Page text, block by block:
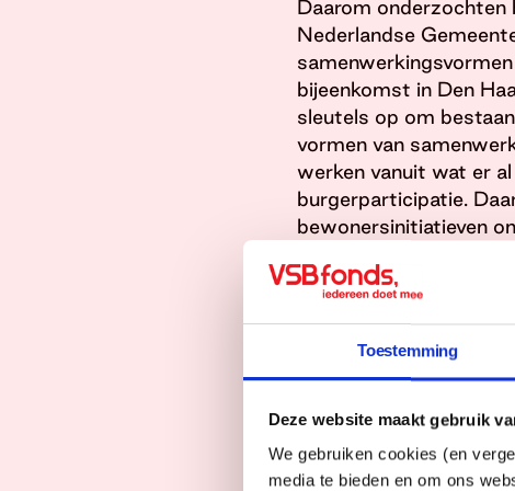
Toestemming
Deze website maakt gebruik
We gebruiken cookies (en
media te bieden en om ons
Daarom onderzochten
Nederlandse
bijeenkomst in Den
sleutels op om
vormen van
werken vanuit wat er
burgerparticipatie.
bewonersinitiatieven
Meer ruimte dus voor
Dat kan niet alleen
kostenbesparingen
Daarnaast hebben
samenwerking
naar
vernieuwende
Programma SAMEN